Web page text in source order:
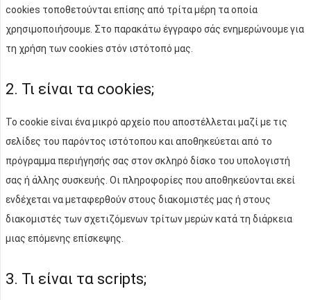
cookies τοποθετούνται επίσης από τρίτα μέρη τα οποία
χρησιμοποιήσουμε. Στο παρακάτω έγγραφο σάς ενημερώνουμε για
τη χρήση των cookies στόν ιστότοπό μας.
2. Τι είναι τα cookies;
Το cookie είναι ένα μικρό αρχείο που αποστέλλεται μαζί με τις
σελίδες του παρόντος ιστότοπου και αποθηκεύεται από το
πρόγραμμα περιήγησής σας στον σκληρό δίσκο του υπολογιστή
σας ή άλλης συσκευής. Οι πληροφορίες που αποθηκεύονται εκεί
ενδέχεται να μεταφερθούν στους διακομιστές μας ή στους
διακομιστές των σχετιζόμενων τρίτων μερών κατά τη διάρκεια
μιας επόμενης επίσκεψης.
3. Τι είναι τα scripts;